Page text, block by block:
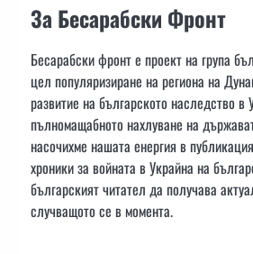
За Бесарабски Фронт
Бесарабски фронт е проект на група
цел популяризиране на региона на
развитие на българското наследство в
пълномащабното нахлуване на
насочихме нашата енергия в
хроники за войната в Украйна на
българският читател да получава
случващото се в момента.